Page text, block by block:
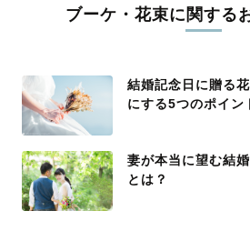
ブーケ・花束に関する
結婚記念日に贈る
にする5つのポイン
妻が本当に望む結
とは？